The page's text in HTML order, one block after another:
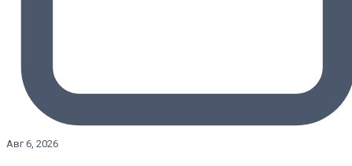
Авг 6, 2026